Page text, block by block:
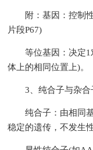
附：基因：控制性
片段P67)
等位基因：决定1
体上的相同位置上)。
3、纯合子与杂合
纯合子：由相同基
稳定的遗传，不发生